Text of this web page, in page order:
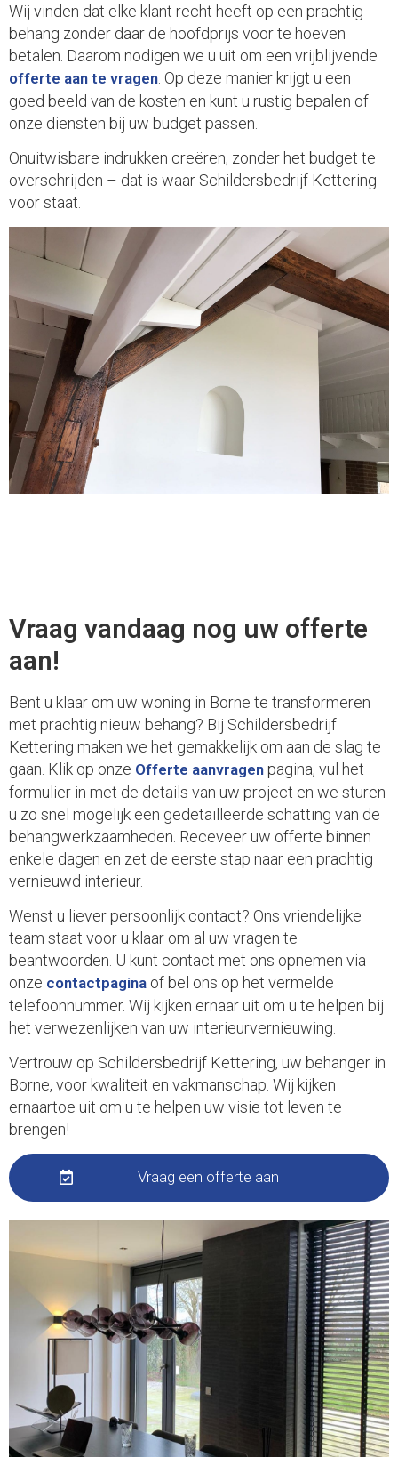
Wij vinden dat elke klant recht heeft op een prachtig
behang zonder daar de hoofdprijs voor te hoeven
betalen. Daarom nodigen we u uit om een vrijblijvende
offerte aan te vragen . Op deze manier krijgt u een
goed beeld van de kosten en kunt u rustig bepalen of
onze diensten bij uw budget passen.
Onuitwisbare indrukken creëren, zonder het budget te
overschrijden – dat is waar Schildersbedrijf Kettering
voor staat.
Vraag vandaag nog uw offerte
aan!
Bent u klaar om uw woning in Borne te transformeren
met prachtig nieuw behang? Bij Schildersbedrijf
Kettering maken we het gemakkelijk om aan de slag te
gaan. Klik op onze Offerte aanvragen pagina, vul het
formulier in met de details van uw project en we sturen
u zo snel mogelijk een gedetailleerde schatting van de
behangwerkzaamheden. Receveer uw offerte binnen
enkele dagen en zet de eerste stap naar een prachtig
vernieuwd interieur.
Wenst u liever persoonlijk contact? Ons vriendelijke
team staat voor u klaar om al uw vragen te
beantwoorden. U kunt contact met ons opnemen via
onze contactpagina of bel ons op het vermelde
telefoonnummer. Wij kijken ernaar uit om u te helpen bij
het verwezenlijken van uw interieurvernieuwing.
Vertrouw op Schildersbedrijf Kettering, uw behanger in
Borne, voor kwaliteit en vakmanschap. Wij kijken
ernaartoe uit om u te helpen uw visie tot leven te
brengen!
Vraag een offerte aan